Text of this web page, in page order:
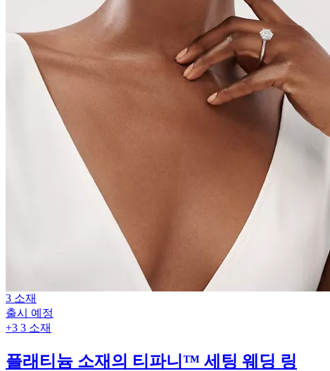
3 소재
출시 예정
+3 3 소재
플래티늄 소재의 티파니™ 세팅 웨딩 링